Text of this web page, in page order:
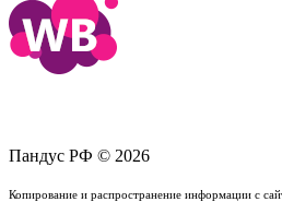
Пандус РФ © 2026
Копирование и распространение информации с